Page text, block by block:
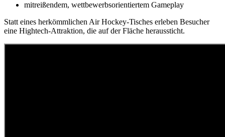
mitreißendem, wettbewerbsorientiertem Gameplay
Statt eines herkömmlichen Air Hockey-Tisches erleben Besucher
eine Hightech-Attraktion, die auf der Fläche heraussticht.